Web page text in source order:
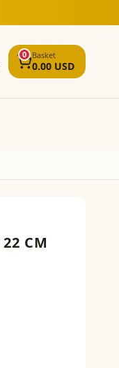
0 Basket
0.00USD
CM